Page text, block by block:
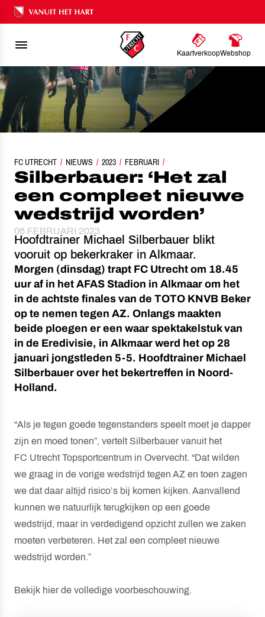
Ons nalatenschap
KaartverkoopWebshop
FC UTRECHT NIEUWS 2023 FEBRUARI
SILBERBAUER: ‘HET ZAL EEN COMPLEET NIEUWE WEDSTRIJD
Silberbauer: ‘Het zal
een compleet nieuwe
wedstrijd worden’
06 FEBRUARI 2023
Hoofdtrainer Michael Silberbauer blikt
vooruit op bekerkraker in Alkmaar.
Morgen (dinsdag) trapt FC Utrecht om 18.45
uur af in het AFAS Stadion in Alkmaar om het
in de achtste finales van de TOTO KNVB Beker
op te nemen tegen AZ. Onlangs maakten
beide ploegen er een waar spektakelstuk van
in de Eredivisie, in Alkmaar werd het op 28
januari jongstleden 5-5. Hoofdtrainer Michael
Silberbauer over het bekertreffen in Noord-
Holland.
“Als je tegen goede tegenstanders speelt moet je dapper
zijn en moed tonen”, vertelt Silberbauer vanuit het
FC Utrecht Topsportcentrum in Overvecht. “Dat wilden
we graag in de vorige wedstrijd tegen AZ en toen zagen
we dat daar altijd risico’s bij komen kijken. Aanvallend
kunnen we natuurlijk terugkijken op een goede
wedstrijd, maar in verdedigend opzicht zullen we zaken
moeten verbeteren. Het zal een compleet nieuwe
wedstrijd worden.”
Bekijk hier de volledige voorbeschouwing.